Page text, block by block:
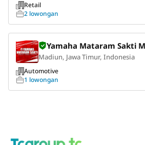
Retail
2 lowongan
Yamaha Mataram Sakti
Madiun, Jawa Timur, Indonesia
Automotive
1 lowongan